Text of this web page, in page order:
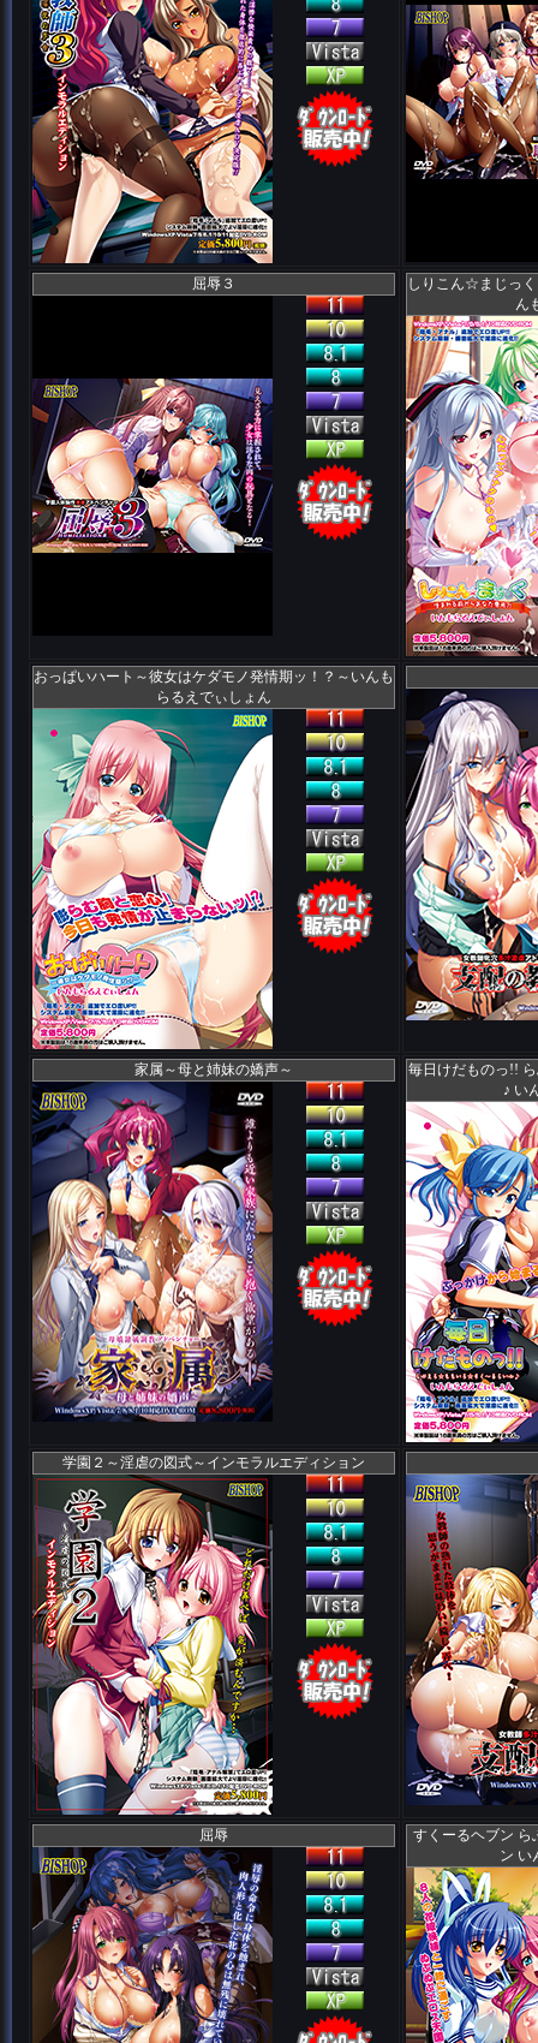
屈辱３
しりこん☆まじっ
ん
おっぱいハート～彼女はケダモノ発情期ッ！？～いんも
らるえでぃしょん
家属～母と姉妹の嬌声～
毎日けだものっ!!
♪ い
学園２～淫虐の図式～インモラルエディション
屈辱
すくーるヘブン
ン い